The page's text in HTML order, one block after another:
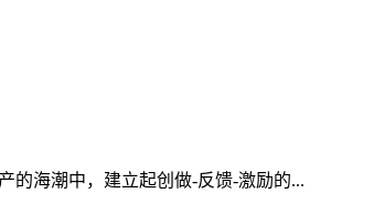
的海潮中，建立起创做-反馈-激励的...